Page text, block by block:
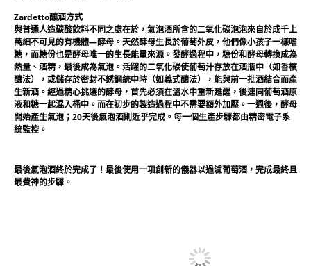
Zardetto釀酒方式
與普通人造碳酸飲料不同之處在於，氣泡酒所含的二氧化碳泡泡來自於成千上
萬細不可見的有機體—酵母。天然酵母生長於葡萄外皮，他們像小孩子一樣嗜
糖，而糖份也是酵母唯一的生長能量來源。發酵過程中，糖份和酵母轉換成為
熱量、酒精，最後成為氣泡。活躍的二氧化碳使葡萄汁存放在酒瓶中（如香檳
釀法），或儲存於密封不銹鋼統中時（如義式釀法），能與前一批酒結合而產
生新酒。經過精心挑選的酵母，首先必須在溫水中重新甦醒，後連同葡萄酒原
液和糖一起混入桶中。而在初步的製造過程中不需要額外加壓。一週後，酵母
開始產生氣泡；20天後氣泡酒則近乎完成。每一個生產步驟都由精密電子系
統監控。
最後氣泡酒終於完成了！最後使用一項創新的儀器以過濾葡萄酒，完成最終且
最費神的步驟。